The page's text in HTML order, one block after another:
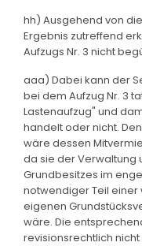
hh) Ausgehend von
Ergebnis zutreffend
Aufzugs Nr. 3 nicht
aaa) Dabei kann der
bei dem Aufzug Nr. 3
Lastenaufzug" und
handelt oder nicht.
wäre dessen
da sie der Verwaltung
Grundbesitzes im
notwendiger Teil
eigenen
wäre. Die
revisionsrechtlich